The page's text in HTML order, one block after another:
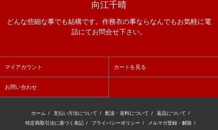
向江千晴
どんな些細な事でも結構です。作務衣の事ならなんでもお気軽に電
話にてお問合せ下さい。
マイアカウント カートを見る
お問い合わせ
ホーム / 支払い方法について / 配送・送料について / 返品について /
特定商取引法に基づく表記 / プライバシーポリシー / メルマガ登録・解除 /